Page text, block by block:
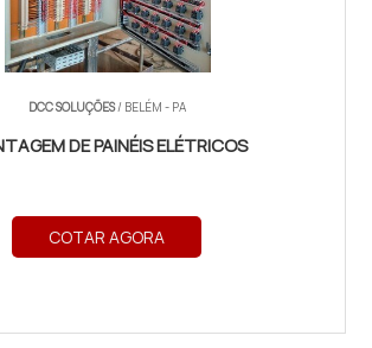
DCC SOLUÇÕES/ BELÉM - PA
DE PAINÉIS ELÉTRICOS
COTAR AGORA